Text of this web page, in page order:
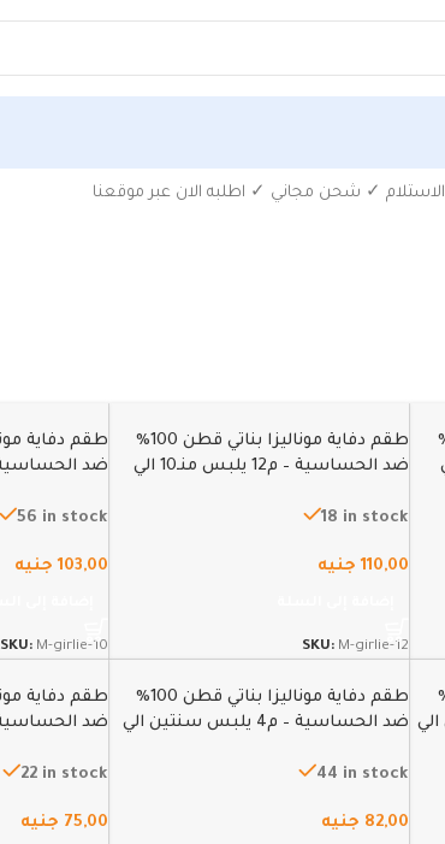
الاستلام ✓ شحن مجاني ✓ اطلبه الان عبر موقعنا
قطن 100%
الي
طقم دفاية موناليزا بناتي قطن 100%
ضد الحساسية – م12 يلبس منـ10 الي
18 in stock
110,00 جنيه
SKU: M-girlie-12
56 in stock
103,00 جنيه
SKU: M-girlie-10
قطن 100%
4 سنين الي
طقم دفاية موناليزا بناتي قطن 100%
ضد الحساسية – م4 يلبس سنتين الي
44 in stock
82,00 جنيه
22 in stock
75,00 جنيه